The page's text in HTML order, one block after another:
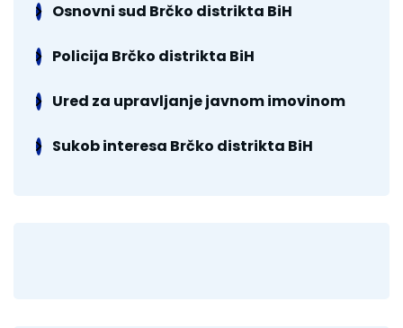
Osnovni sud Brčko distrikta BiH
Policija Brčko distrikta BiH
Ured za upravljanje javnom imovinom
Sukob interesa Brčko distrikta BiH